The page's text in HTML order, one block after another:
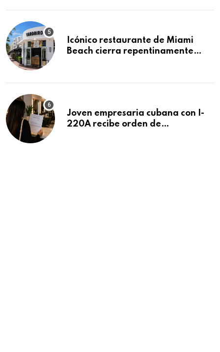
Icónico restaurante de Miami
Beach cierra repentinamente
Joven empresaria cubana con I-
220A recibe orden de